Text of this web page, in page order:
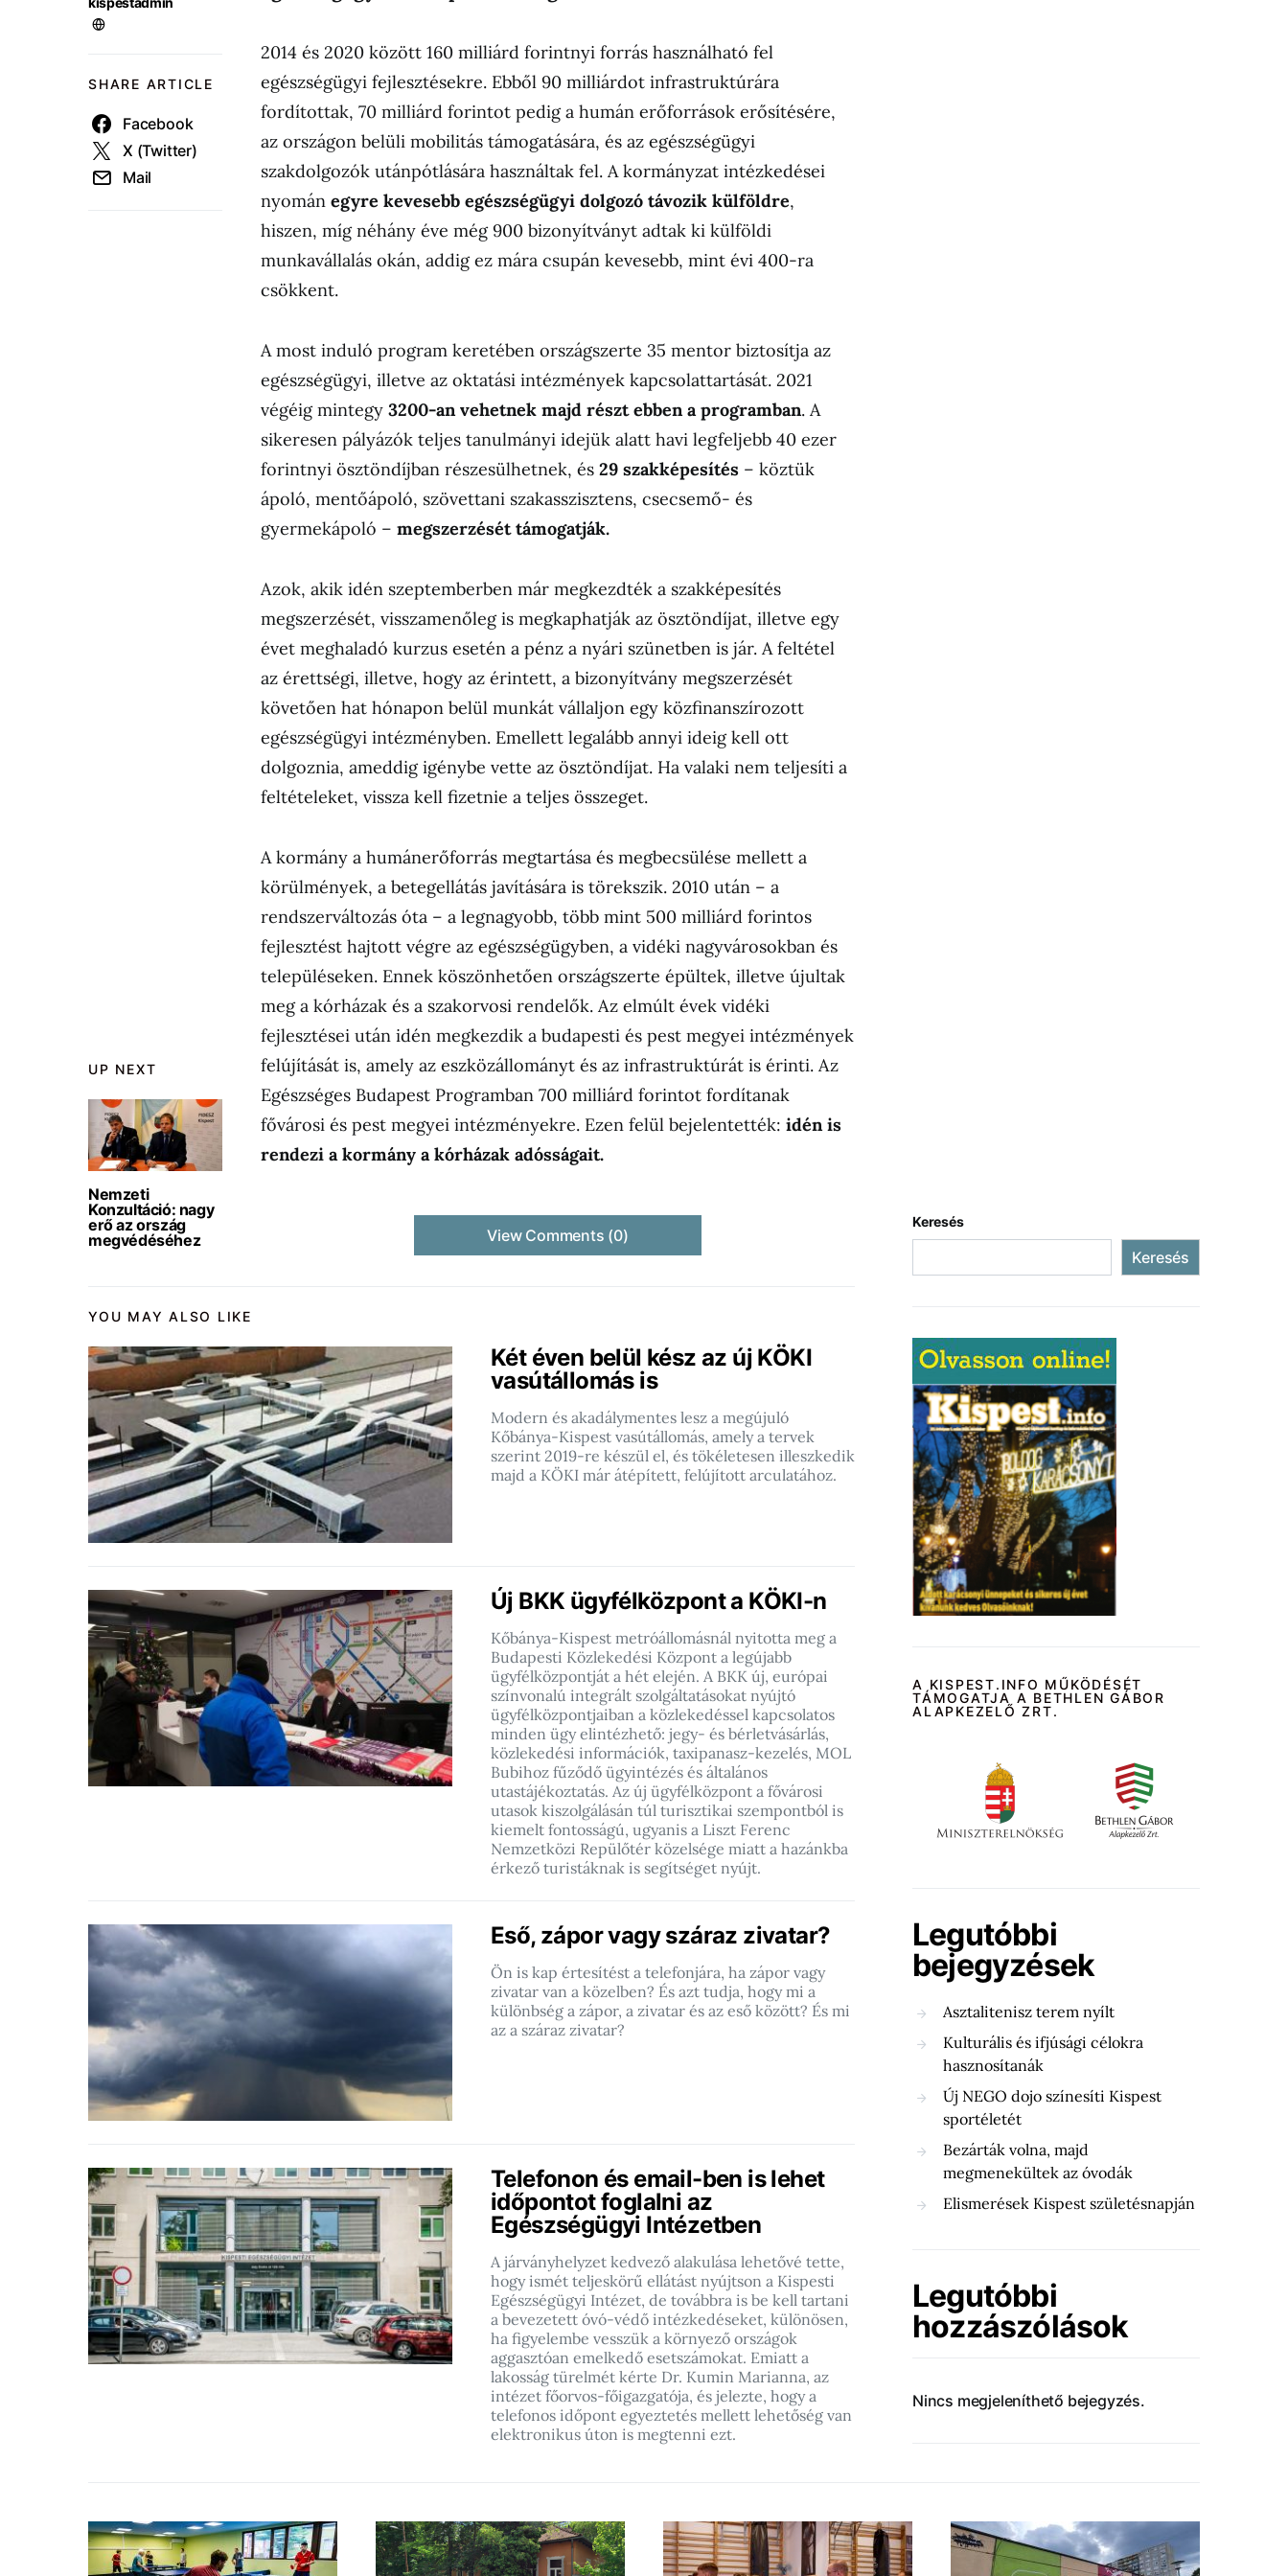
UP NEXT
Nemzeti
Konzultáció: nagy
erő az ország
megvédéséhez
SHARE ARTICLE
Facebook
X (Twitter)
Mail
2014 és 2020 között 160 milliárd forintnyi forrás használható fel
egészségügyi fejlesztésekre. Ebből 90 milliárdot infrastruktúrára
fordítottak, 70 milliárd forintot pedig a humán erőforrások erősítésére,
az országon belüli mobilitás támogatására, és az egészségügyi
szakdolgozók utánpótlására használtak fel. A kormányzat intézkedései
nyomán egyre kevesebb egészségügyi dolgozó távozik külföldre,
hiszen, míg néhány éve még 900 bizonyítványt adtak ki külföldi
munkavállalás okán, addig ez mára csupán kevesebb, mint évi 400-ra
csökkent.
A most induló program keretében országszerte 35 mentor biztosítja az
egészségügyi, illetve az oktatási intézmények kapcsolattartását. 2021
végéig mintegy 3200-an vehetnek majd részt ebben a programban. A
sikeresen pályázók teljes tanulmányi idejük alatt havi legfeljebb 40 ezer
forintnyi ösztöndíjban részesülhetnek, és 29 szakképesítés – köztük
ápoló, mentőápoló, szövettani szakasszisztens, csecsemő- és
gyermekápoló – megszerzését támogatják.
Azok, akik idén szeptemberben már megkezdték a szakképesítés
megszerzését, visszamenőleg is megkaphatják az ösztöndíjat, illetve egy
évet meghaladó kurzus esetén a pénz a nyári szünetben is jár. A feltétel
az érettségi, illetve, hogy az érintett, a bizonyítvány megszerzését
követően hat hónapon belül munkát vállaljon egy közfinanszírozott
egészségügyi intézményben. Emellett legalább annyi ideig kell ott
dolgoznia, ameddig igénybe vette az ösztöndíjat. Ha valaki nem teljesíti a
feltételeket, vissza kell fizetnie a teljes összeget.
A kormány a humánerőforrás megtartása és megbecsülése mellett a
körülmények, a betegellátás javítására is törekszik. 2010 után – a
rendszerváltozás óta – a legnagyobb, több mint 500 milliárd forintos
fejlesztést hajtott végre az egészségügyben, a vidéki nagyvárosokban és
településeken. Ennek köszönhetően országszerte épültek, illetve újultak
meg a kórházak és a szakorvosi rendelők. Az elmúlt évek vidéki
fejlesztései után idén megkezdik a budapesti és pest megyei intézmények
felújítását is, amely az eszközállományt és az infrastruktúrát is érinti. Az
Egészséges Budapest Programban 700 milliárd forintot fordítanak
fővárosi és pest megyei intézményekre. Ezen felül bejelentették: idén is
rendezi a kormány a kórházak adósságait.
View Comments (0)
YOU MAY ALSO LIKE
Két éven belül kész az új KÖKI
vasútállomás is
Modern és akadálymentes lesz a megújuló
Kőbánya-Kispest vasútállomás, amely a tervek
szerint 2019-re készül el, és tökéletesen illeszkedik
majd a KÖKI már átépített, felújított arculatához.
Új BKK ügyfélközpont a KÖKI-n
Kőbánya-Kispest metróállomásnál nyitotta meg a
Budapesti Közlekedési Központ a legújabb
ügyfélközpontját a hét elején. A BKK új, európai
színvonalú integrált szolgáltatásokat nyújtó
ügyfélközpontjaiban a közlekedéssel kapcsolatos
minden ügy elintézhető: jegy- és bérletvásárlás,
közlekedési információk, taxipanasz-kezelés, MOL
Bubihoz fűződő ügyintézés és általános
utastájékoztatás. Az új ügyfélközpont a fővárosi
utasok kiszolgálásán túl turisztikai szempontból is
kiemelt fontosságú, ugyanis a Liszt Ferenc
Nemzetközi Repülőtér közelsége miatt a hazánkba
érkező turistáknak is segítséget nyújt.
Eső, zápor vagy száraz zivatar?
Ön is kap értesítést a telefonjára, ha zápor vagy
zivatar van a közelben? És azt tudja, hogy mi a
különbség a zápor, a zivatar és az eső között? És mi
az a száraz zivatar?
Telefonon és email-ben is lehet
időpontot foglalni az
Egészségügyi Intézetben
A járványhelyzet kedvező alakulása lehetővé tette,
hogy ismét teljeskörű ellátást nyújtson a Kispesti
Egészségügyi Intézet, de továbbra is be kell tartani
a bevezetett óvó-védő intézkedéseket, különösen,
ha figyelembe vesszük a környező országok
aggasztóan emelkedő esetszámokat. Emiatt a
lakosság türelmét kérte Dr. Kumin Marianna, az
intézet főorvos-főigazgatója, és jelezte, hogy a
telefonos időpont egyeztetés mellett lehetőség van
elektronikus úton is megtenni ezt.
Keresés
Keresés
A KISPEST.INFO MŰKÖDÉSÉT
TÁMOGATJA A BETHLEN GÁBOR
ALAPKEZELŐ ZRT.
Legutóbbi
bejegyzések
Asztalitenisz terem nyílt
Kulturális és ifjúsági célokra
hasznosítanák
Új NEGO dojo színesíti Kispest
sportéletét
Bezárták volna, majd
megmenekültek az óvodák
Elismerések Kispest születésnapján
Legutóbbi
hozzászólások
Nincs megjeleníthető bejegyzés.